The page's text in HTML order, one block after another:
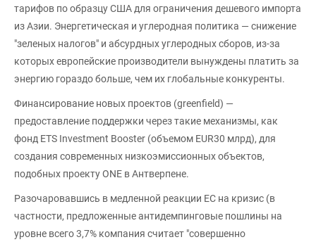
тарифов по образцу США для ограничения дешевого импорта
из Азии. Энергетическая и углеродная политика — снижение
"зеленых налогов" и абсурдных углеродных сборов, из-за
которых европейские производители вынуждены платить за
энергию гораздо больше, чем их глобальные конкуренты.
Финансирование новых проектов (greenfield) —
предоставление поддержки через такие механизмы, как
фонд ETS Investment Booster (объемом EUR30 млрд), для
создания современных низкоэмиссионных объектов,
подобных проекту ONE в Антверпене.
Разочаровавшись в медленной реакции ЕС на кризис (в
частности, предложенные антидемпинговые пошлины на
уровне всего 3,7% компания считает "совершенно